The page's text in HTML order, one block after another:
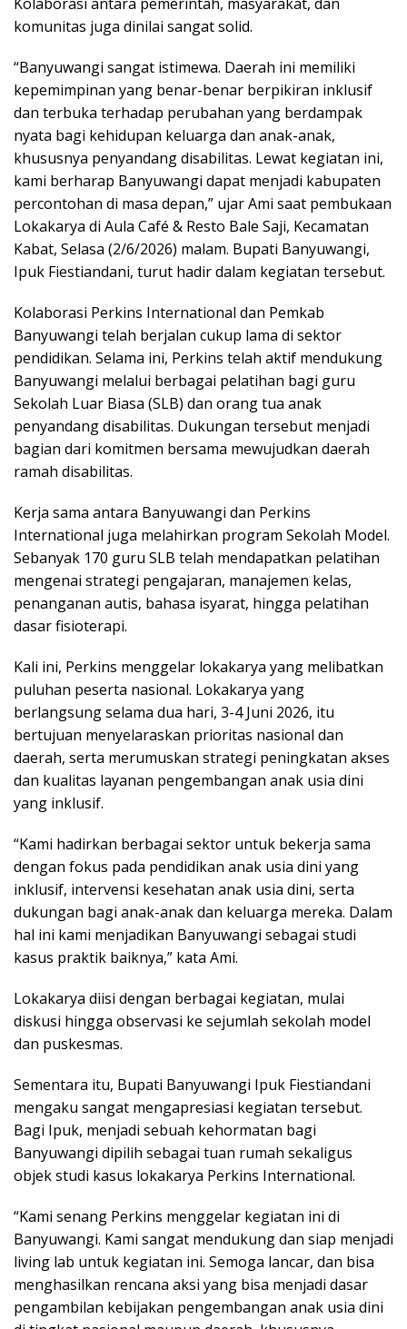
komunitas juga dinilai sangat solid.
“Banyuwangi sangat istimewa. Daerah ini memiliki
kepemimpinan yang benar-benar berpikiran inklusif
dan terbuka terhadap perubahan yang berdampak
nyata bagi kehidupan keluarga dan anak-anak,
khususnya penyandang disabilitas. Lewat kegiatan ini,
kami berharap Banyuwangi dapat menjadi kabupaten
percontohan di masa depan,” ujar Ami saat pembukaan
Lokakarya di Aula Café & Resto Bale Saji, Kecamatan
Kabat, Selasa (2/6/2026) malam. Bupati Banyuwangi,
Ipuk Fiestiandani, turut hadir dalam kegiatan tersebut.
Kolaborasi Perkins International dan Pemkab
Banyuwangi telah berjalan cukup lama di sektor
pendidikan. Selama ini, Perkins telah aktif mendukung
Banyuwangi melalui berbagai pelatihan bagi guru
Sekolah Luar Biasa (SLB) dan orang tua anak
penyandang disabilitas. Dukungan tersebut menjadi
bagian dari komitmen bersama mewujudkan daerah
ramah disabilitas.
Kerja sama antara Banyuwangi dan Perkins
International juga melahirkan program Sekolah Model.
Sebanyak 170 guru SLB telah mendapatkan pelatihan
mengenai strategi pengajaran, manajemen kelas,
penanganan autis, bahasa isyarat, hingga pelatihan
dasar fisioterapi.
Kali ini, Perkins menggelar lokakarya yang melibatkan
puluhan peserta nasional. Lokakarya yang
berlangsung selama dua hari, 3-4 Juni 2026, itu
bertujuan menyelaraskan prioritas nasional dan
daerah, serta merumuskan strategi peningkatan akses
dan kualitas layanan pengembangan anak usia dini
yang inklusif.
“Kami hadirkan berbagai sektor untuk bekerja sama
dengan fokus pada pendidikan anak usia dini yang
inklusif, intervensi kesehatan anak usia dini, serta
dukungan bagi anak-anak dan keluarga mereka. Dalam
hal ini kami menjadikan Banyuwangi sebagai studi
kasus praktik baiknya,” kata Ami.
Lokakarya diisi dengan berbagai kegiatan, mulai
diskusi hingga observasi ke sejumlah sekolah model
dan puskesmas.
Sementara itu, Bupati Banyuwangi Ipuk Fiestiandani
mengaku sangat mengapresiasi kegiatan tersebut.
Bagi Ipuk, menjadi sebuah kehormatan bagi
Banyuwangi dipilih sebagai tuan rumah sekaligus
objek studi kasus lokakarya Perkins International.
“Kami senang Perkins menggelar kegiatan ini di
Banyuwangi. Kami sangat mendukung dan siap menjadi
living lab untuk kegiatan ini. Semoga lancar, dan bisa
menghasilkan rencana aksi yang bisa menjadi dasar
pengambilan kebijakan pengembangan anak usia dini